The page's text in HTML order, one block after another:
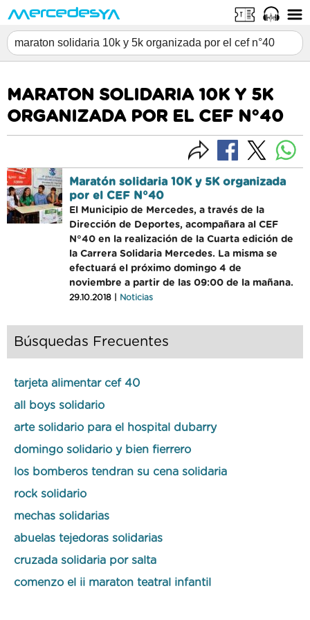
MARATON SOLIDARIA 10K Y 5K
ORGANIZADA POR EL CEF N°40
Maratón solidaria 10K y 5K organizada
por el CEF N°40
El Municipio de Mercedes, a través de la
Dirección de Deportes, acompañara al CEF
N°40 en la realización de la Cuarta edición de
la Carrera Solidaria Mercedes. La misma se
efectuará el próximo domingo 4 de
noviembre a partir de las 09:00 de la mañana.
29.10.2018 | Noticias
Búsquedas Frecuentes
tarjeta alimentar cef 40
all boys solidario
arte solidario para el hospital dubarry
domingo solidario y bien fierrero
los bomberos tendran su cena solidaria
rock solidario
mechas solidarias
abuelas tejedoras solidarias
cruzada solidaria por salta
comenzo el ii maraton teatral infantil